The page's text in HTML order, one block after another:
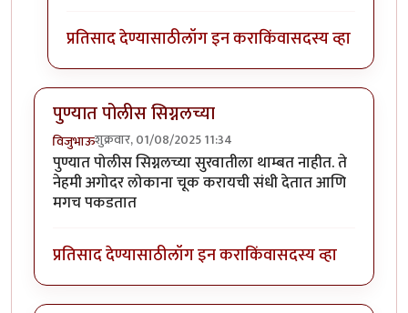
प्रतिसाद देण्यासाठीलॉग इन कराकिंवासदस्य व्हा
पुण्यात पोलीस सिग्नलच्या
विजुभाऊशुक्रवार, 01/08/2025 11:34
पुण्यात पोलीस सिग्नलच्या सुरवातीला थाम्बत नाहीत. ते
नेहमी अगोदर लोकाना चूक करायची संधी देतात आणि
मगच पकडतात
प्रतिसाद देण्यासाठीलॉग इन कराकिंवासदस्य व्हा